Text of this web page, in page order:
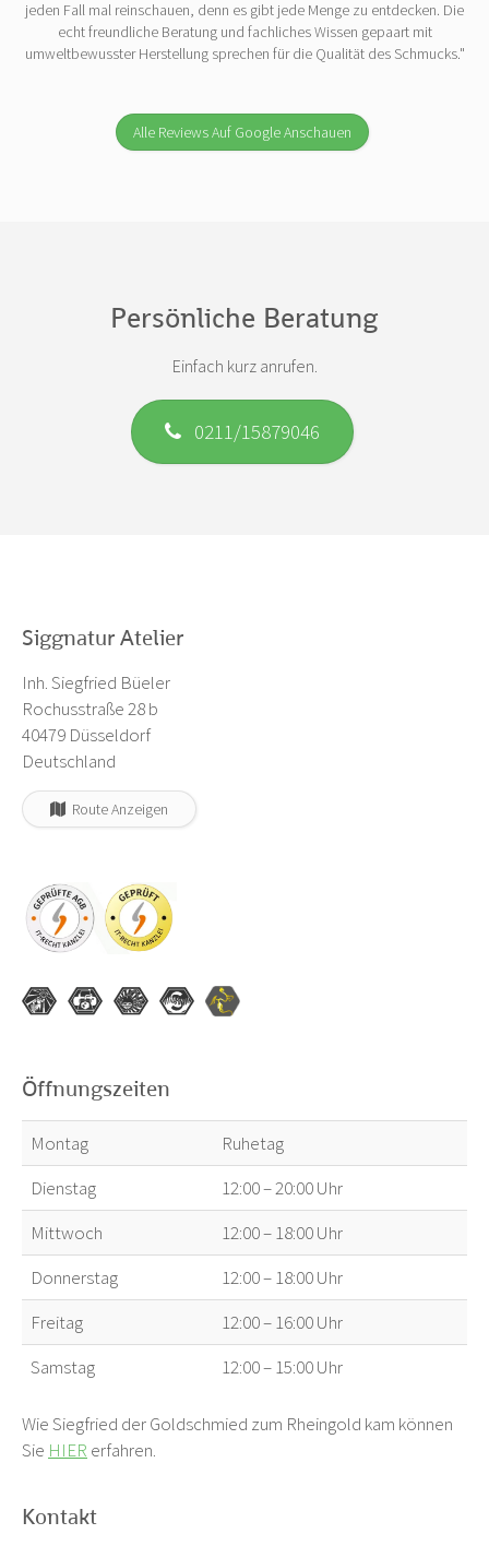
jeden Fall mal reinschauen, denn es gibt jede Menge zu entdecken. Die
echt freundliche Beratung und fachliches Wissen gepaart mit
umweltbewusster Herstellung sprechen für die Qualität des Schmucks."
Alle Reviews Auf Google Anschauen
Persönliche Beratung
Einfach kurz anrufen.
0211/15879046
Siggnatur Atelier
Inh. Siegfried Büeler
Rochusstraße 28 b
40479 Düsseldorf
Deutschland
Route Anzeigen
Öffnungszeiten
Montag
Ruhetag
Dienstag
12:00 – 20:00 Uhr
Mittwoch
12:00 – 18:00 Uhr
Donnerstag
12:00 – 18:00 Uhr
Freitag
12:00 – 16:00 Uhr
Samstag
12:00 – 15:00 Uhr
Wie Siegfried der Goldschmied zum Rheingold kam können
Sie HIER erfahren.
Kontakt